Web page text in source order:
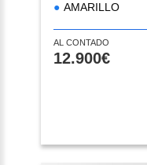
AMARILLO
AL CONTADO
12.900€